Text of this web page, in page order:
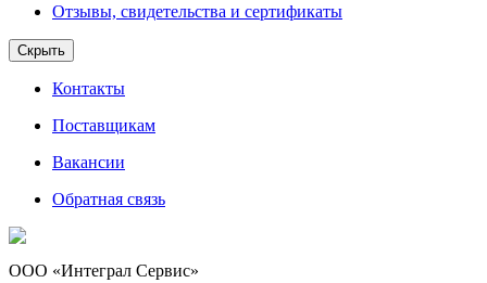
Отзывы, свидетельства и сертификаты
Скрыть
Контакты
Поставщикам
Вакансии
Обратная связь
ООО «Интеграл Сервис»